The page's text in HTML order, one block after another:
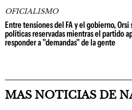
OFICIALISMO
Entre tensiones del FA y el gobierno,
políticas reservadas mientras el partido
responder a "demandas" de la gente
MAS NOTICIAS DE